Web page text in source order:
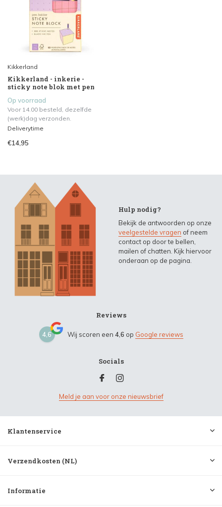
Kikkerland
Kikkerland - inkerie -
sticky note blok met pen
Op voorraad
Voor 14.00 besteld, dezelfde
(werk)dag verzonden.
Deliverytime
€14,95
Hulp nodig?
Bekijk de antwoorden op onze
veelgestelde vragen of neem
contact op door te bellen,
mailen of chatten. Kijk hiervoor
onderaan op de pagina.
Reviews
4,6 Wij scoren een 4,6 op Google reviews
Socials
Meld je aan voor onze nieuwsbrief
Klantenservice
Verzendkosten (NL)
Informatie